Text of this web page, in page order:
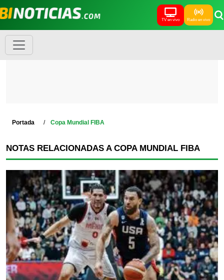
TV en vivo Radio en vivo
Portada Copa Mundial FIBA
NOTAS RELACIONADAS A COPA MUNDIAL FIBA